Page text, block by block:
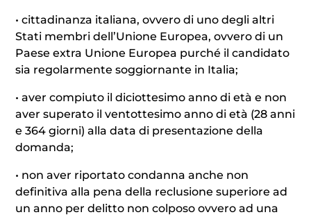
• cittadinanza italiana, ovvero di uno degli altri
Stati membri dell’Unione Europea, ovvero di un
Paese extra Unione Europea purché il candidato
sia regolarmente soggiornante in Italia;
• aver compiuto il diciottesimo anno di età e non
aver superato il ventottesimo anno di età (28 anni
e 364 giorni) alla data di presentazione della
domanda;
• non aver riportato condanna anche non
definitiva alla pena della reclusione superiore ad
un anno per delitto non colposo ovvero ad una